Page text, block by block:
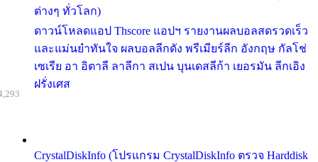
ต่างๆ ทั่วโลก)
ดาวน์โหลดแอป Thscore แอปฯ รายงานผลบอลสดรวดเร็ว
และแม่นยำทันใจ ผลบอลลีกดัง พรีเมียร์ลีก อังกฤษ กัลโช่
เซเรีย อา อิตาลี ลาลีกา สเปน บุนเดสลีก้า เยอรมัน ลีกเอิง
ฝรั่งเศส
CrystalDiskInfo (โปรแกรม CrystalDiskInfo ตรวจ Harddisk